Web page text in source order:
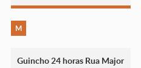
M
Guincho 24 horas Rua Major